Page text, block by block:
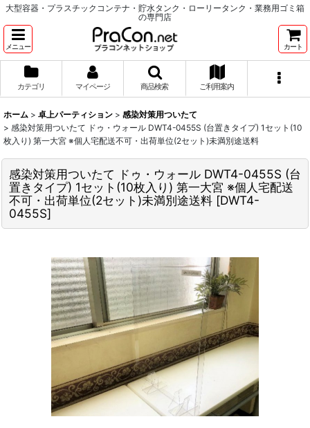
大型容器・プラスチックコンテナ・貯水タンク・ローリータンク・業務用ゴミ箱
の専門店
メニュー カート
カテゴリ マイページ 商品検索 ご利用案内
ホーム > 卓上パーティション > 感染対策用ついたて
> 感染対策用ついたて ドゥ・ウォール DWT4-0455S (台置きタイプ) 1セット(10
枚入り) 第一大宮 ※個人宅配送不可・出荷単位(2セット)未満別途送料
感染対策用ついたて ドゥ・ウォール DWT4-0455S (台
置きタイプ) 1セット(10枚入り) 第一大宮 ※個人宅配送
不可・出荷単位(2セット)未満別途送料 [DWT4-
0455S]